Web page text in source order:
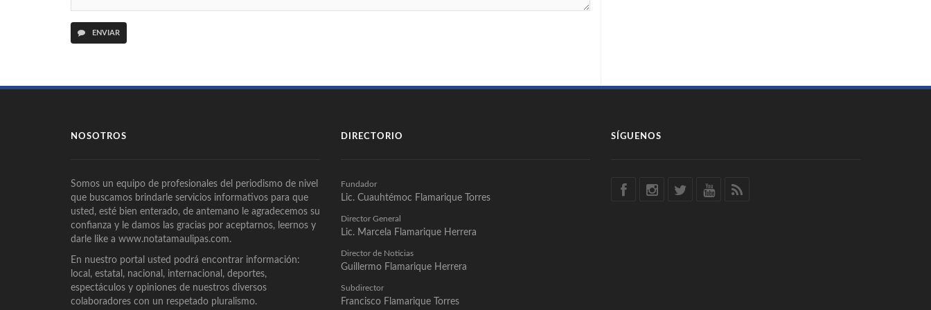
ENVIAR
NOSOTROS
Somos un equipo de profesionales del periodismo de nivel
que buscamos brindarle servicios informativos para que
usted, esté bien enterado, de antemano le agradecemos su
confianza y le damos las gracias por aceptarnos, leernos y
darle like a www.notatamaulipas.com.
En nuestro portal usted podrá encontrar información:
local, estatal, nacional, internacional, deportes,
espectáculos y opiniones de nuestros diversos
colaboradores con un respetado pluralismo.
DIRECTORIO
Fundador
Lic. Cuauhtémoc Flamarique Torres
Director General
Lic. Marcela Flamarique Herrera
Director de Noticias
Guillermo Flamarique Herrera
Subdirector
Francisco Flamarique Torres
SÍGUENOS